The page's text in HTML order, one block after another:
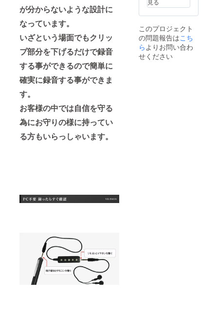
が分からないような設計に
なっています。
いざという場面でもクリッ
プ部分を下げるだけで録音
する事ができるので簡単に
確実に録音する事ができま
す。
お客様の中では自信を守る
為にお守りの様に持ってい
る方もいらっしゃいます。
見る
このプロジェクト
の問題報告はこち
らよりお問い合わ
せください